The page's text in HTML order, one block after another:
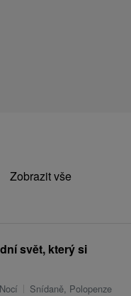
Zobrazit vše
svět, který si
Snídaně, Polopenze